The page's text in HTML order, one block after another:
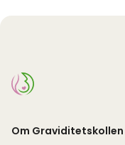
Om Graviditetskollen